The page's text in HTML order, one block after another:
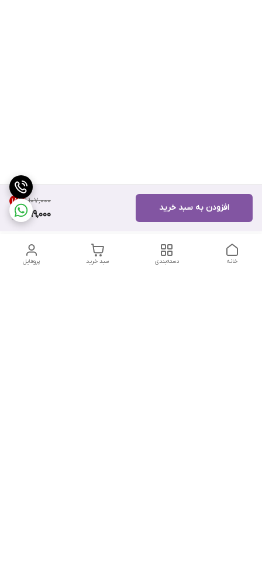
۱٬۱۰۷٬۰۰۰ 18%
899,000
افزودن به سبد خرید
پروفایل سبد خرید دسته‌بندی خانه